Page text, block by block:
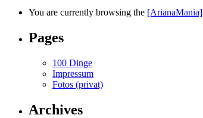
You are currently browsing the [ArianaMania]
Pages
100 Dinge
Impressum
Fotos (privat)
Archives